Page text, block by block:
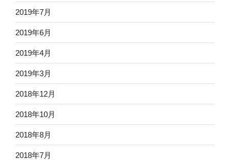
2019年7月
2019年6月
2019年4月
2019年3月
2018年12月
2018年10月
2018年8月
2018年7月